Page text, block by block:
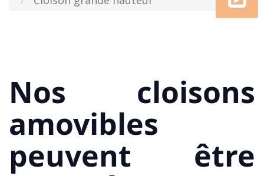
Nos cloisons
amovibles
peuvent être